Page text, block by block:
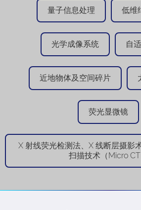
量子信息处理 低维
光学成像系统 自
近地物体及空间碎片
荧光显微镜
X 射线荧光检测法、X 线断层摄影
扫描技术（Micro CT